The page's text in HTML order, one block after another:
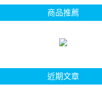
商品推薦
近期文章